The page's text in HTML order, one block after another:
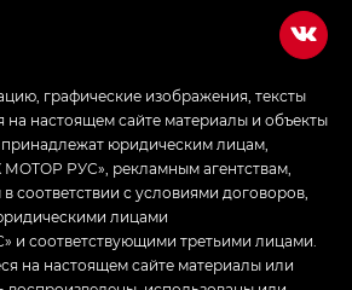
графические изображения, тексты
настоящем сайте материалы и объекты
юридическим лицам,
РУС», рекламным агентствам,
соответствии с условиями договоров,
лицами
соответствующими третьими лицами.
на настоящем сайте материалы или